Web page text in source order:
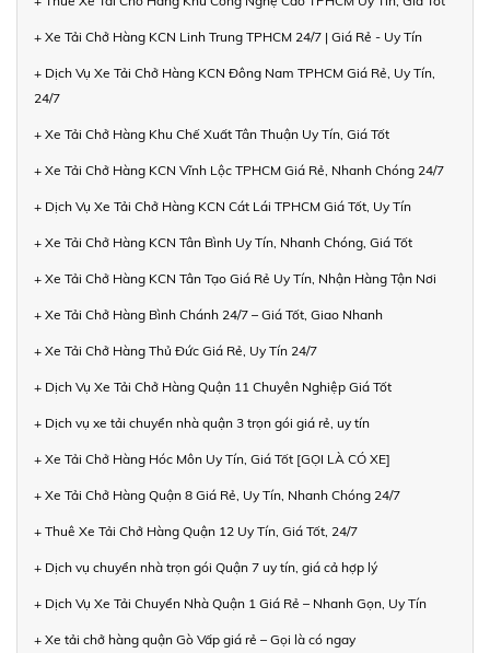
+ Xe Tải Chở Hàng KCN Linh Trung TPHCM 24/7 | Giá Rẻ - Uy Tín
+ Dịch Vụ Xe Tải Chở Hàng KCN Đông Nam TPHCM Giá Rẻ, Uy Tín,
24/7
+ Xe Tải Chở Hàng Khu Chế Xuất Tân Thuận Uy Tín, Giá Tốt
+ Xe Tải Chở Hàng KCN Vĩnh Lộc TPHCM Giá Rẻ, Nhanh Chóng 24/7
+ Dịch Vụ Xe Tải Chở Hàng KCN Cát Lái TPHCM Giá Tốt, Uy Tín
+ Xe Tải Chở Hàng KCN Tân Bình Uy Tín, Nhanh Chóng, Giá Tốt
+ Xe Tải Chở Hàng KCN Tân Tạo Giá Rẻ Uy Tín, Nhận Hàng Tận Nơi
+ Xe Tải Chở Hàng Bình Chánh 24/7 – Giá Tốt, Giao Nhanh
+ Xe Tải Chở Hàng Thủ Đức Giá Rẻ, Uy Tín 24/7
+ Dịch Vụ Xe Tải Chở Hàng Quận 11 Chuyên Nghiệp Giá Tốt
+ Dịch vụ xe tải chuyển nhà quận 3 trọn gói giá rẻ, uy tín
+ Xe Tải Chở Hàng Hóc Môn Uy Tín, Giá Tốt [GỌI LÀ CÓ XE]
+ Xe Tải Chở Hàng Quận 8 Giá Rẻ, Uy Tín, Nhanh Chóng 24/7
+ Thuê Xe Tải Chở Hàng Quận 12 Uy Tín, Giá Tốt, 24/7
+ Dịch vụ chuyển nhà trọn gói Quận 7 uy tín, giá cả hợp lý
+ Dịch Vụ Xe Tải Chuyển Nhà Quận 1 Giá Rẻ – Nhanh Gọn, Uy Tín
+ Xe tải chở hàng quận Gò Vấp giá rẻ – Gọi là có ngay